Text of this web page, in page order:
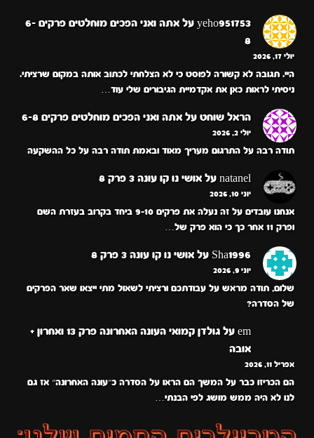
yeho951753 על
אתה ואני הפכים מוחלטים פרקים 6-
8
יולי 17, 2026
היי. תגובה לא קשורה לפוסט כי לא הצלחתי לכתוב אותה במקום שרציתי.
ניסיתי לראות כאן את אקדמיית הגיבורים שלי עוד…
הראל שוחט על אתה ואני הפכים מוחלטים פרקים 6-8
יולי 2, 2026
תודה רבה על התרגום מעריך מאוד ובאמת תודה רבה על כל ההשקעה
natanel על אושי נו קו עונה 3 פרק 8
יוני 10, 2026
אנחנו עובדים על זה נעלה את פרקים 9-10 ביחד בקרוב בעזרת השם
ופרק 11 אחר כך כי הוא פרק של…
Sha1996 על אושי נו קו עונה 3 פרק 8
יוני 9, 2026
שלום, תודה מראש על עבודתכם ורציתי לשאול מתי ייצאו שאר הפרקים
של הסדרה?
em על
גולדן קמואי העונה האחרונה פרק 13 ואחרון +
אובה
אפריל 11, 2026
הם הכריזו כבר על המשך הם הראו על הסדרה כ״עונה האחרונה״ אז גם
לנו לא היה ממש מושג לפי הבנתי…